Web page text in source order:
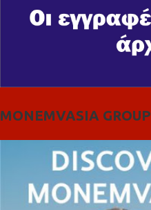
MONEMVASIA GROUP